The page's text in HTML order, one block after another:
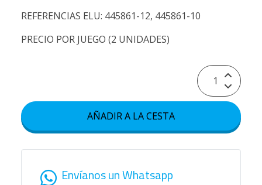
REFERENCIAS ELU: 445861-12, 445861-10
PRECIO POR JUEGO (2 UNIDADES)
AÑADIR A LA CESTA
Envíanos un Whatsapp